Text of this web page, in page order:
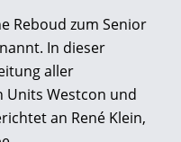
Reboud zum Senior
In dieser
aller
Westcon und
an René Klein,